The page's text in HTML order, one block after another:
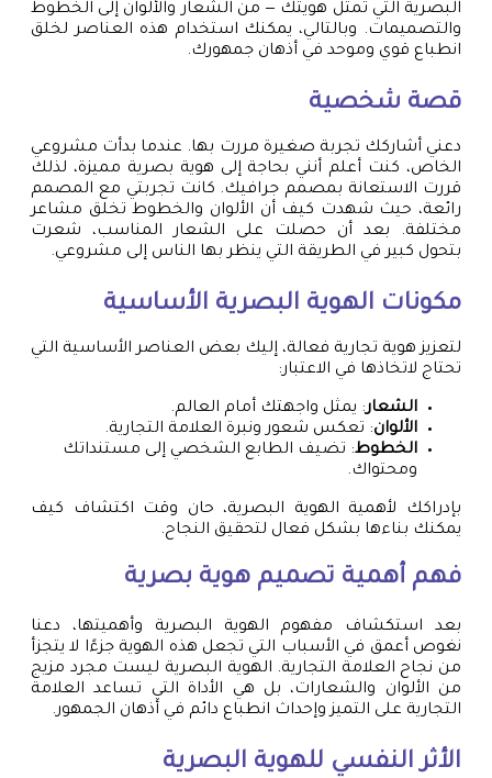
البصرية التي تمثل هويتك — من الشعار والألوان إلى الخطوط
والتصميمات. وبالتالي، يمكنك استخدام هذه العناصر لخلق
انطباع قوي وموحد في أذهان جمهورك.
قصة شخصية
دعني أشاركك تجربة صغيرة مررت بها. عندما بدأت مشروعي
الخاص، كنت أعلم أنني بحاجة إلى هوية بصرية مميزة، لذلك
قررت الاستعانة بمصمم جرافيك. كانت تجربتي مع المصمم
رائعة، حيث شهدت كيف أن الألوان والخطوط تخلق مشاعر
مختلفة. بعد أن حصلت على الشعار المناسب، شعرت
بتحول كبير في الطريقة التي ينظر بها الناس إلى مشروعي.
مكونات الهوية البصرية الأساسية
لتعزيز هوية تجارية فعالة، إليك بعض العناصر الأساسية التي
تحتاج لاتخاذها في الاعتبار:
الشعار: يمثل واجهتك أمام العالم.
الألوان: تعكس شعور ونبرة العلامة التجارية.
الخطوط: تضيف الطابع الشخصي إلى مستنداتك
ومحتواك.
بإدراكك لأهمية الهوية البصرية، حان وقت اكتشاف كيف
يمكنك بناءها بشكل فعال لتحقيق النجاح.
فهم أهمية تصميم هوية بصرية
بعد استكشاف مفهوم الهوية البصرية وأهميتها، دعنا
نغوص أعمق في الأسباب التي تجعل هذه الهوية جزءًا لا يتجزأ
من نجاح العلامة التجارية. الهوية البصرية ليست مجرد مزيج
من الألوان والشعارات، بل هي الأداة التي تساعد العلامة
التجارية على التميز وإحداث انطباع دائم في أذهان الجمهور.
الأثر النفسي للهوية البصرية